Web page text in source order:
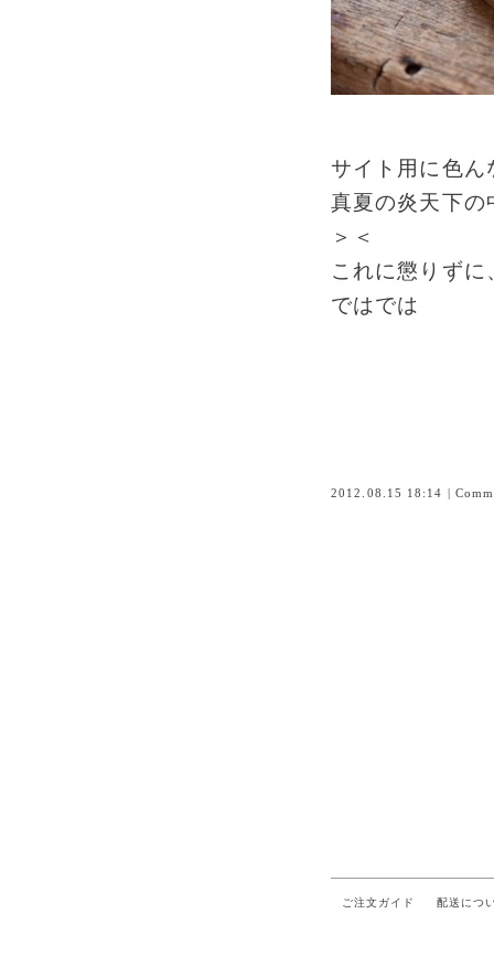
サイト用に色ん
真夏の炎天下の
＞＜
これに懲りず
ではでは
2012.08.15 18:14 |
ご注文ガイド 配送につ